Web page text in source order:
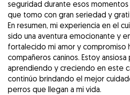
seguridad durante esos
que tomo con gran seriedad y
En resumen, mi experiencia en el
sido una aventura emocionante y
fortalecido mi amor y compromiso
compañeros caninos. Estoy
aprendiendo y creciendo en este
continúo brindando el mejor
perros que llegan a mi vida.